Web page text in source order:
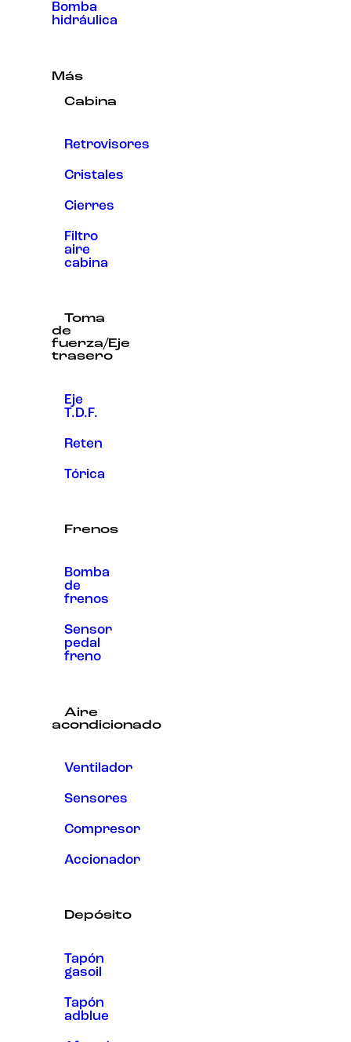
Bomba
hidráulica
Más
Cabina
Retrovisores
Cristales
Cierres
Filtro
aire
cabina
Toma
de
fuerza/Eje
trasero
Eje
T.D.F.
Reten
Tórica
Frenos
Bomba
de
frenos
Sensor
pedal
freno
Aire
acondicionado
Ventilador
Sensores
Compresor
Accionador
Depósito
Tapón
gasoil
Tapón
adblue